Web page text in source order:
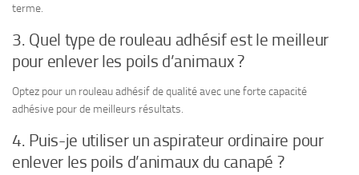
terme.
3. Quel type de rouleau adhésif est le meilleur
pour enlever les poils d’animaux ?
Optez pour un rouleau adhésif de qualité avec une forte capacité
adhésive pour de meilleurs résultats.
4. Puis-je utiliser un aspirateur ordinaire pour
enlever les poils d’animaux du canapé ?